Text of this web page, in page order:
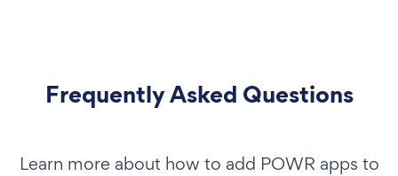
Frequently Asked Questions
Learn more about how to add POWR apps to